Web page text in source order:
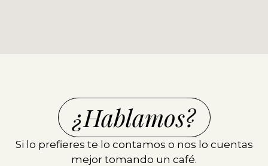
¿Hablamos?
Si lo prefieres te lo contamos o nos lo cuentas
mejor tomando un café.